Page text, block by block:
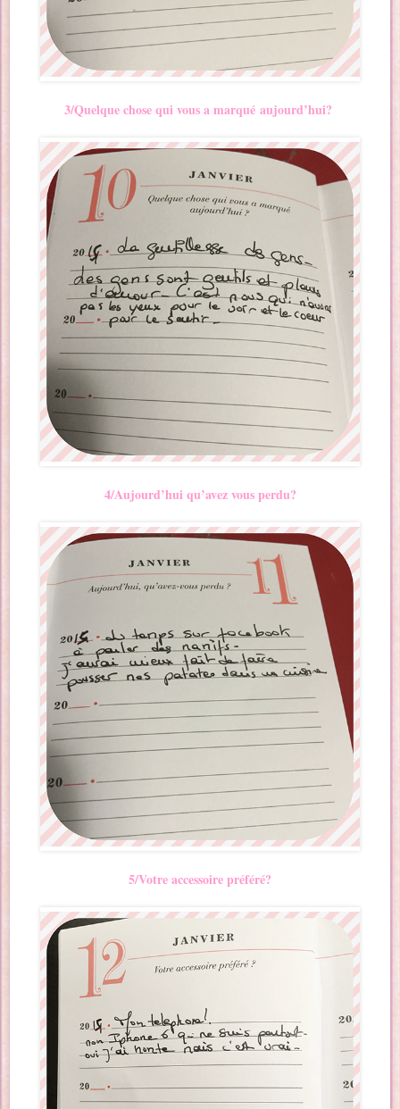
3/Quelque chose qui vous a marqué aujourd’hui?
4/Aujourd’hui qu’avez vous perdu?
5/Votre accessoire préféré?